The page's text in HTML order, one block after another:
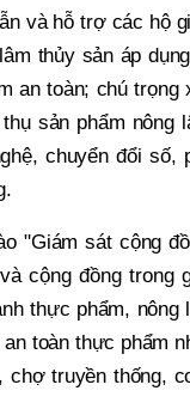
và hỗ trợ các hộ
thủy sản áp
an toàn; chú
sản phẩm
chuyển đổi
"Giám sát cộng
cộng đồng trong
thực phẩm,
toàn thực phẩm
chợ truyền thống,